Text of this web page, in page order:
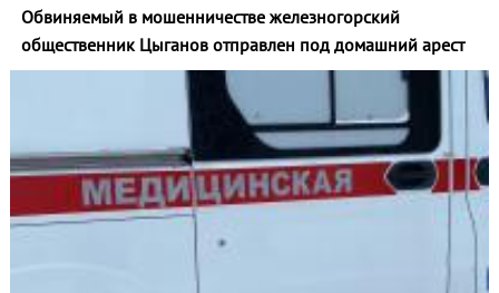
Обвиняемый в мошенничестве железногорский
общественник Цыганов отправлен под домашний арест